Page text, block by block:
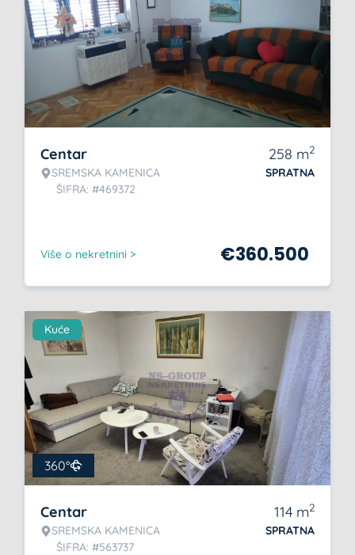
Centar
SREMSKA KAMENICA
ŠIFRA: #469372
258 m2
SPRATNA
Više o nekretnini > €360.500
Kuće
360°
Centar
SREMSKA KAMENICA
ŠIFRA: #563737
114 m2
SPRATNA